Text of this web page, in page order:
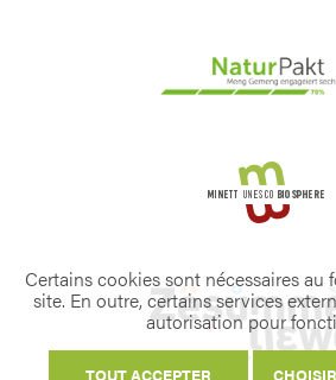
Certains cookies sont nécessaires
site. En outre, certains services
autorisation pour
TOUT ACCEPTER